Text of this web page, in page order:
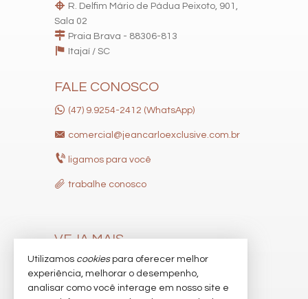
R. Delfim Mário de Pádua Peixoto, 901,
Sala 02
Praia Brava - 88306-813
Itajaí / SC
FALE CONOSCO
(47) 9.9254-2412 (WhatsApp)
comercial@jeancarloexclusive.com.br
ligamos para você
trabalhe conosco
VEJA MAIS
receba nosso newsletter
indicadores financeiros
Utilizamos cookiespara oferecer melhor
experiência, melhorar o desempenho,
analisar como você interage em nosso site e